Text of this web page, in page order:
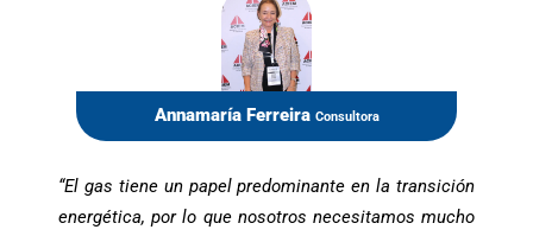
Annamaría Ferreira Consultora
“El gas tiene un papel predominante en la transición
energética, por lo que nosotros necesitamos mucho